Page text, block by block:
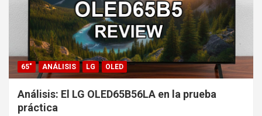
65" ANÁLISIS LG OLED
Análisis: El LG OLED65B56LA en la prueba
práctica